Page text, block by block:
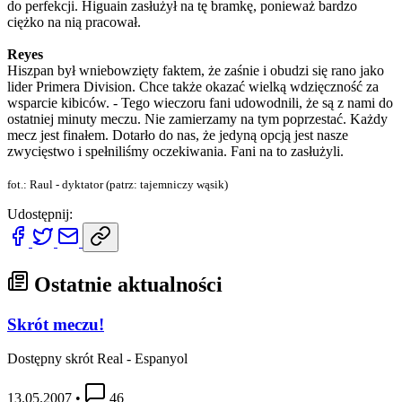
do perfekcji. Higuain zasłużył na tę bramkę, ponieważ bardzo
ciężko na nią pracował.
Reyes
Hiszpan był wniebowzięty faktem, że zaśnie i obudzi się rano jako
lider Primera Division. Chce także okazać wielką wdzięczność za
wsparcie kibiców. - Tego wieczoru fani udowodnili, że są z nami do
ostatniej minuty meczu. Nie zamierzamy na tym poprzestać. Każdy
mecz jest finałem. Dotarło do nas, że jedyną opcją jest nasze
zwycięstwo i spełniliśmy oczekiwania. Fani na to zasłużyli.
fot.: Raul - dyktator (patrz: tajemniczy wąsik)
Udostępnij:
Ostatnie aktualności
Skrót meczu!
Dostępny skrót Real - Espanyol
13.05.2007 • 46